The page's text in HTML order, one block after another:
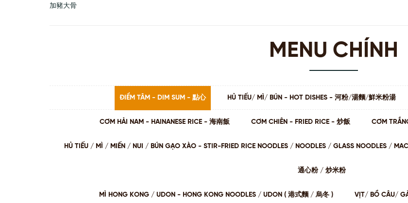
加豬大骨
MENU CHÍNH
ĐIỂM TÂM - DIM SUM - 點心 HỦ TIẾU/ MÌ/ BÚN - HOT DISHES - 河粉/湯麵/鮮米粉湯
CƠM HẢI NAM - HAINANESE RICE - 海南飯 CƠM CHIÊN - FRIED RICE - 炒飯 CƠM
HỦ TIẾU / MÌ / MIẾN / NUI / BÚN GẠO XÀO - STIR-FRIED RICE NOODLES / NOODLES / GLASS NOODLES /
通⼼粉 / 炒⽶粉
MÌ HONG KONG / UDON - HONG KONG NOODLES / UDON ( 港式麵 / 烏冬 ) VỊT/ BỒ CÂU/